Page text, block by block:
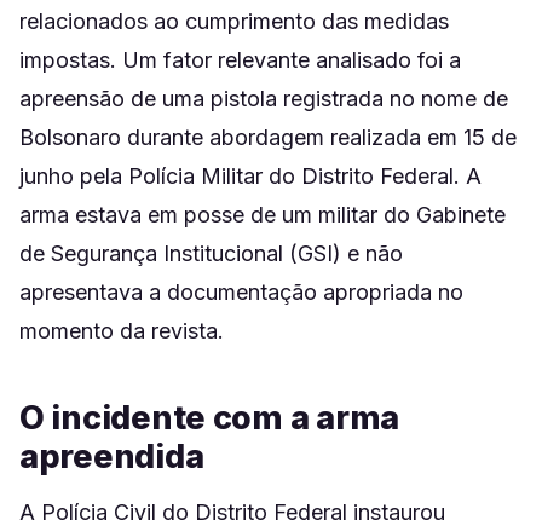
relacionados ao cumprimento das medidas
impostas. Um fator relevante analisado foi a
apreensão de uma pistola registrada no nome de
Bolsonaro durante abordagem realizada em 15 de
junho pela Polícia Militar do Distrito Federal. A
arma estava em posse de um militar do Gabinete
de Segurança Institucional (GSI) e não
apresentava a documentação apropriada no
momento da revista.
O incidente com a arma
apreendida
A Polícia Civil do Distrito Federal instaurou